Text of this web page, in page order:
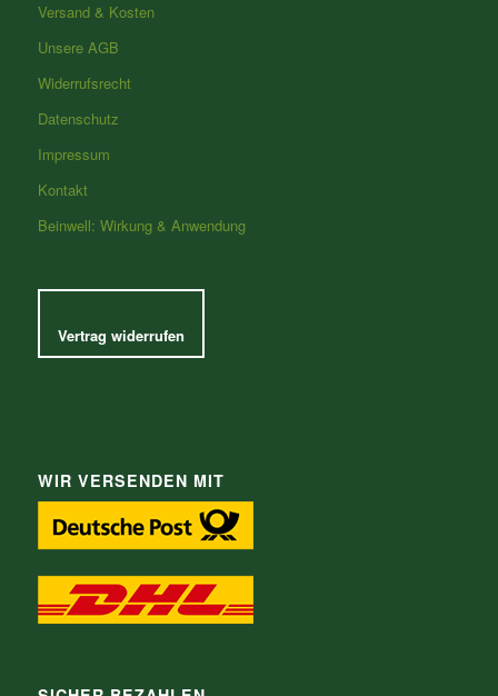
Versand & Kosten
Unsere AGB
Widerrufsrecht
Datenschutz
Impressum
Kontakt
Beinwell: Wirkung & Anwendung
Vertrag widerrufen
WIR VERSENDEN MIT